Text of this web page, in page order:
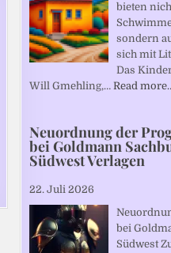
bieten
sondern
sich mit
Das
Will Gmehling,… Read
Neuordnung der
bei Goldmann
Südwest Verlagen
22. Juli 2026
bei
Südwest